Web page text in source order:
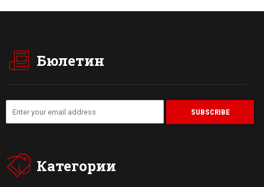
Бюлетин
Категории